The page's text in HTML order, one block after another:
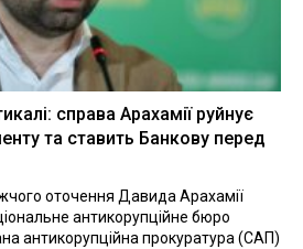
справа Арахамії руйнує
та ставить Банкову перед
оточення Давида Арахамії
антикорупційне бюро
антикорупційна прокуратура (САП)